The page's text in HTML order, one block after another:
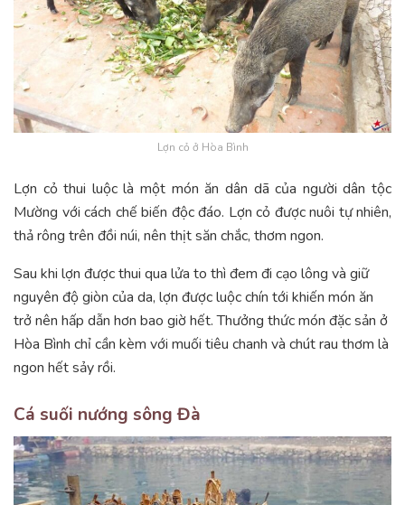
Lợn cỏ ở Hòa Bình
Lợn cỏ thui luộc là một món ăn dân dã của người dân tộc
Mường với cách chế biến độc đáo. Lợn cỏ được nuôi tự nhiên,
thả rông trên đồi núi, nên thịt săn chắc, thơm ngon.
Sau khi lợn được thui qua lửa to thì đem đi cạo lông và giữ
nguyên độ giòn của da, lợn được luộc chín tới khiến món ăn
trở nên hấp dẫn hơn bao giờ hết. Thưởng thức món đặc sản ở
Hòa Bình chỉ cần kèm với muối tiêu chanh và chút rau thơm là
ngon hết sảy rồi.
Cá suối nướng sông Đà